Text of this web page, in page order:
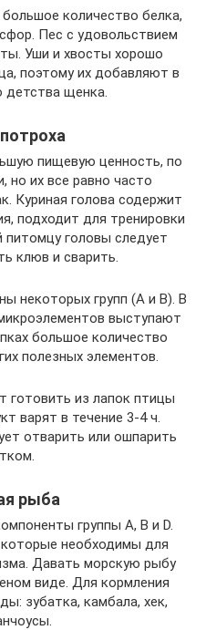
количество белка,
Пес с удовольствием
Уши и хвосты хорошо
поэтому их добавляют в
детства щенка.
пищевую ценность, по
но их все равно часто
Куриная голова содержит
подходит для тренировки
головы следует
клюв и сварить.
некоторых групп (А и В). В
выступают
большое количество
полезных элементов.
готовить из лапок птицы
варят в течение 3-4 ч.
отварить или ошпарить
рыба
группы А, В и D.
необходимы для
Давать морскую рыбу
виде. Для кормления
зубатка, камбала, хек,